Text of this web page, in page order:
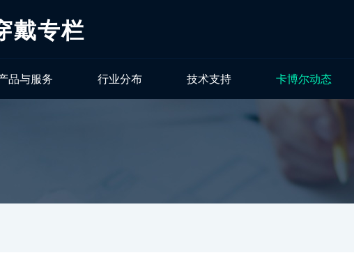
戴专栏
品与服务 行业分布 技术支持 卡博尔动态